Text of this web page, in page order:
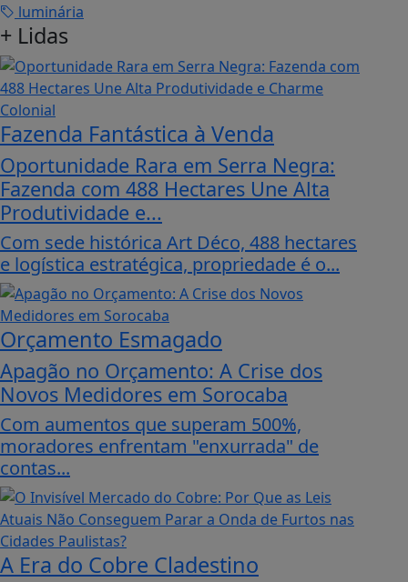
luminária
+ Lidas
Fazenda Fantástica à Venda
Oportunidade Rara em Serra Negra:
Fazenda com 488 Hectares Une Alta
Produtividade e...
Com sede histórica Art Déco, 488 hectares
e logística estratégica, propriedade é o...
Orçamento Esmagado
Apagão no Orçamento: A Crise dos
Novos Medidores em Sorocaba
Com aumentos que superam 500%,
moradores enfrentam "enxurrada" de
contas...
A Era do Cobre Cladestino